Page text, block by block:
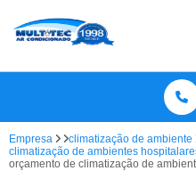
Empresa
climatização de ambiente
climatização de ambientes
orçamento de climatização de